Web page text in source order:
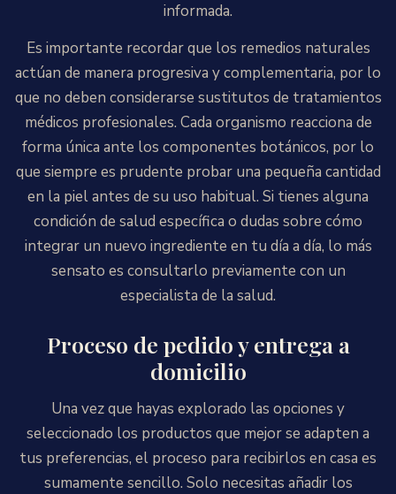
informada.
Es importante recordar que los remedios naturales
actúan de manera progresiva y complementaria, por lo
que no deben considerarse sustitutos de tratamientos
médicos profesionales. Cada organismo reacciona de
forma única ante los componentes botánicos, por lo
que siempre es prudente probar una pequeña cantidad
en la piel antes de su uso habitual. Si tienes alguna
condición de salud específica o dudas sobre cómo
integrar un nuevo ingrediente en tu día a día, lo más
sensato es consultarlo previamente con un
especialista de la salud.
Proceso de pedido y entrega a
domicilio
Una vez que hayas explorado las opciones y
seleccionado los productos que mejor se adapten a
tus preferencias, el proceso para recibirlos en casa es
sumamente sencillo. Solo necesitas añadir los